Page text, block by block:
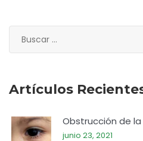
Artículos
Obstrucción de
junio 23, 2021